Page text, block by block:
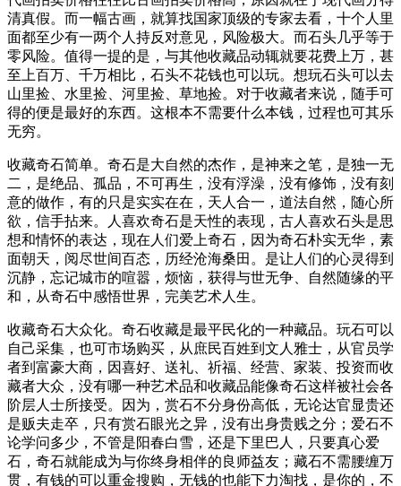
清真假。而一幅古画，就算找国家顶级的专家去看，十个人里
面都至少有一两个人持反对意见，风险极大。而石头几乎等于
零风险。值得一提的是，与其他收藏品动辄就要花费上万，甚
至上百万、千万相比，石头不花钱也可以玩。想玩石头可以去
山里捡、水里捡、河里捡、草地捡。对于收藏者来说，随手可
得的便是最好的东西。这根本不需要什么本钱，过程也可其乐
无穷。
收藏奇石简单。奇石是大自然的杰作，是神来之笔，是独一无
二，是绝品、孤品，不可再生，没有浮澡，没有修饰，没有刻
意的做作，有的只是实实在在，天人合一，道法自然，随心所
欲，信手拈来。人喜欢奇石是天性的表现，古人喜欢石头是思
想和情怀的表达，现在人们爱上奇石，因为奇石朴实无华，素
面朝天，阅尽世间百态，历经沧海桑田。是让人们的心灵得到
沉静，忘记城市的喧嚣，烦恼，获得与世无争、自然随缘的平
和，从奇石中感悟世界，完美艺术人生。
收藏奇石大众化。奇石收藏是最平民化的一种藏品。玩石可以
自己采集，也可市场购买，从庶民百姓到文人雅士，从官员学
者到富豪大商，因喜好、送礼、祈福、经营、家装、投资而收
藏者大众，没有哪一种艺术品和收藏品能像奇石这样被社会各
阶层人士所接受。因为，赏石不分身份高低，无论达官显贵还
是贩夫走卒，只有赏石眼光之异，没有出身贵贱之分；爱石不
论学问多少，不管是阳春白雪，还是下里巴人，只要真心爱
石，奇石就能成为与你终身相伴的良师益友；藏石不需腰缠万
贯，有钱的可以重金搜购，无钱的也能下力淘找，是你的，不